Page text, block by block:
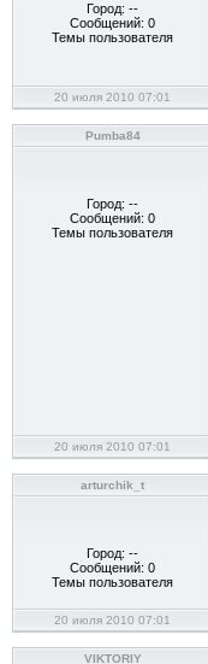
Город: --
Сообщений: 0
Темы пользователя
20 июля 2010 07:01
Pumba84
Город: --
Сообщений: 0
Темы пользователя
20 июля 2010 07:01
arturchik_t
Город: --
Сообщений: 0
Темы пользователя
20 июля 2010 07:01
VIKTORIY